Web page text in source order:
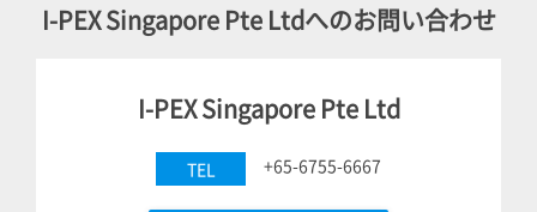
I-PEXSingapore Pte Ltdへのお問い合わせ
I-PEXSingapore Pte Ltd
TEL +65-6755-6667